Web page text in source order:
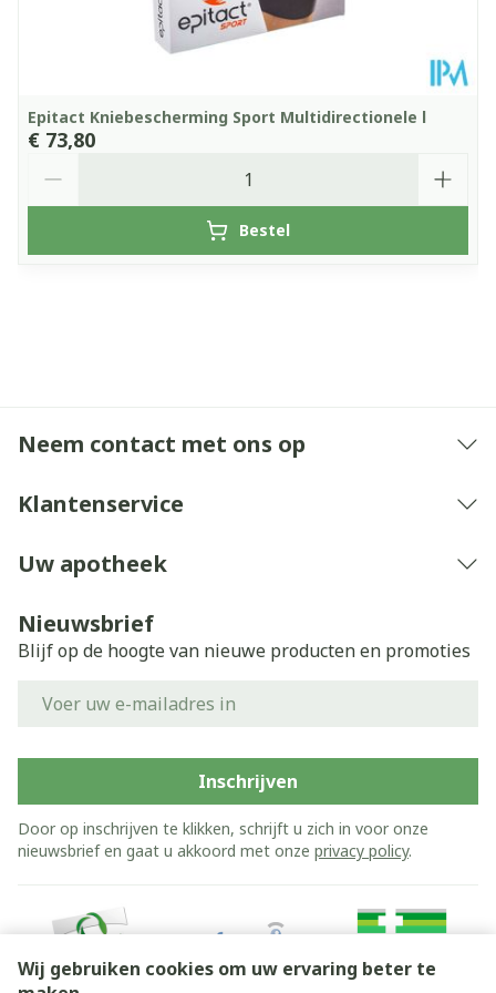
Wij gebruiken cookies om uw ervaring beter te
Epitact Kniebescherming Sport Multidirectionele l
€ 73,80
Bestel
Neem contact met ons op
Klantenservice
Uw apotheek
Nieuwsbrief
Blijf op de hoogte van nieuwe producten en promoties
Inschrijven
Door op inschrijven te klikken, schrijft u zich in voor onze
nieuwsbrief en gaat u akkoord met onze privacy policy.